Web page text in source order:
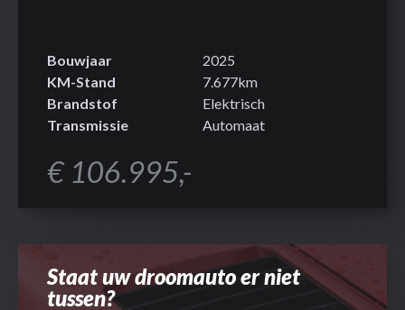
Bouwjaar
2025
KM-Stand
7.677km
Brandstof
Elektrisch
Transmissie
Automaat
€ 106.995,-
Staat uw droomauto er niet
tussen?